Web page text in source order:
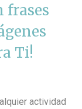
frases
Ti!
actividad